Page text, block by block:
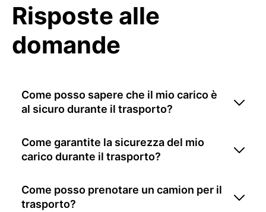
Risposte alle
domande
Come posso sapere che il mio carico è
al sicuro durante il trasporto?
Come garantite la sicurezza del mio
carico durante il trasporto?
Come posso prenotare un camion per il
trasporto?